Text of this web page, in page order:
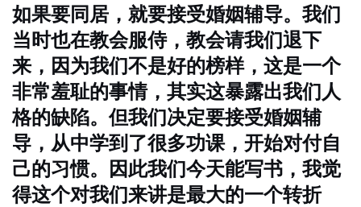
如果要同居，就要接受婚姻辅导。我们
当时也在教会服侍，教会请我们退下
来，因为我们不是好的榜样，这是一个
非常羞耻的事情，其实这暴露出我们人
格的缺陷。但我们决定要接受婚姻辅
导，从中学到了很多功课，开始对付自
己的习惯。因此我们今天能写书，我觉
得这个对我们来讲是最大的一个转折